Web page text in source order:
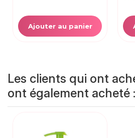
Ajouter au panier
Les clients qui ont
ont également acheté :